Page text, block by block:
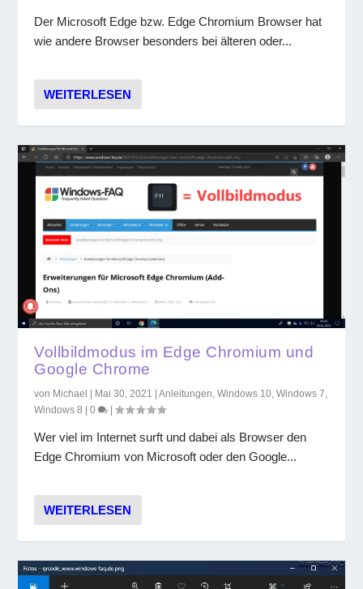
Der Microsoft Edge bzw. Edge Chromium Browser hat
wie andere Browser besonders bei älteren oder...
WEITERLESEN
Vollbildmodus im Edge Chromium und
Google Chrome
von Michael Mai 30, 2021 |Anleitungen,Windows 10,Windows 7,
Windows 8
|0 |
Wer viel im Internet surft und dabei als Browser den
Edge Chromium von Microsoft oder den Google...
WEITERLESEN